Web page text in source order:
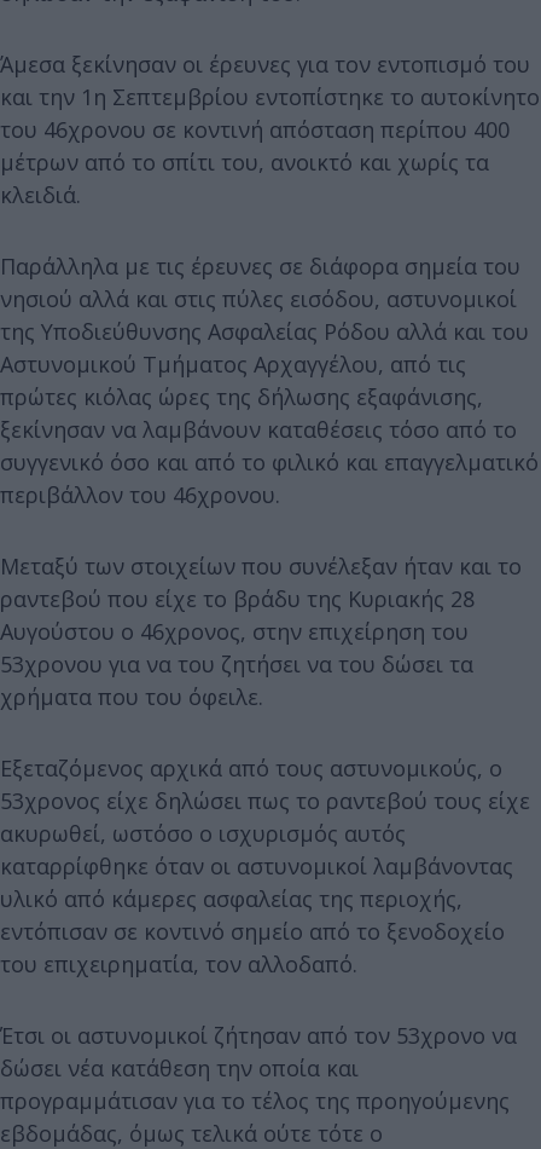
Άμεσα ξεκίνησαν οι έρευνες για τον εντοπισμό του
και την 1η Σεπτεμβρίου εντοπίστηκε το αυτοκίνητο
του 46χρονου σε κοντινή απόσταση περίπου 400
μέτρων από το σπίτι του, ανοικτό και χωρίς τα
κλειδιά.
Παράλληλα με τις έρευνες σε διάφορα σημεία του
νησιού αλλά και στις πύλες εισόδου, αστυνομικοί
της Υποδιεύθυνσης Ασφαλείας Ρόδου αλλά και του
Αστυνομικού Τμήματος Αρχαγγέλου, από τις
πρώτες κιόλας ώρες της δήλωσης εξαφάνισης,
ξεκίνησαν να λαμβάνουν καταθέσεις τόσο από το
συγγενικό όσο και από το φιλικό και επαγγελματικό
περιβάλλον του 46χρονου.
Μεταξύ των στοιχείων που συνέλεξαν ήταν και το
ραντεβού που είχε το βράδυ της Κυριακής 28
Αυγούστου ο 46χρονος, στην επιχείρηση του
53χρονου για να του ζητήσει να του δώσει τα
χρήματα που του όφειλε.
Εξεταζόμενος αρχικά από τους αστυνομικούς, ο
53χρονος είχε δηλώσει πως το ραντεβού τους είχε
ακυρωθεί, ωστόσο ο ισχυρισμός αυτός
καταρρίφθηκε όταν οι αστυνομικοί λαμβάνοντας
υλικό από κάμερες ασφαλείας της περιοχής,
εντόπισαν σε κοντινό σημείο από το ξενοδοχείο
του επιχειρηματία, τον αλλοδαπό.
Έτσι οι αστυνομικοί ζήτησαν από τον 53χρονο να
δώσει νέα κατάθεση την οποία και
προγραμμάτισαν για το τέλος της προηγούμενης
εβδομάδας, όμως τελικά ούτε τότε ο